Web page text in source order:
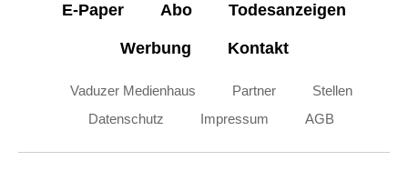
E-Paper Abo Todesanzeigen
Werbung Kontakt
Vaduzer Medienhaus Partner
Stellen
Datenschutz
Impressum AGB